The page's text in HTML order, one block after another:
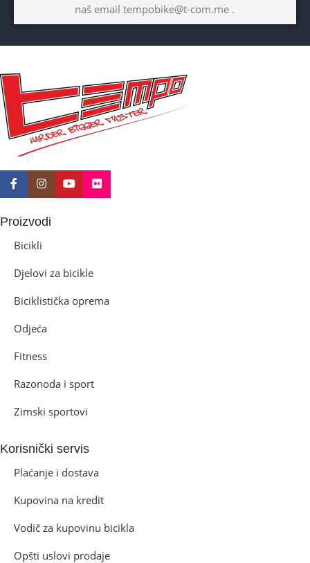
BICIKLI-KOČNICE
Disk mehanički
naš email tempobike@t-com.me .
Proizvodi
Bicikli
Djelovi za bicikle
Biciklistička oprema
Odjeća
Fitness
Razonoda i sport
Zimski sportovi
Korisnički servis
Plaćanje i dostava
Kupovina na kredit
Vodič za kupovinu bicikla
Opšti uslovi prodaje